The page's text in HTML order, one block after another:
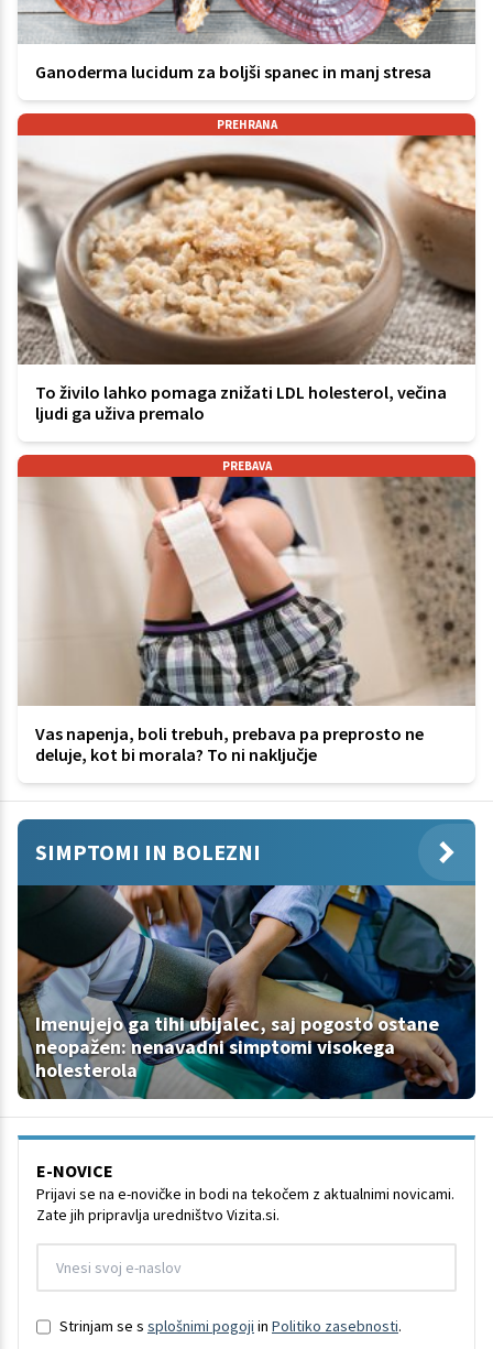
Ganoderma lucidum za boljši spanec in manj stresa
PREHRANA
To živilo lahko pomaga znižati LDL holesterol, večina
ljudi ga uživa premalo
PREBAVA
Vas napenja, boli trebuh, prebava pa preprosto ne
deluje, kot bi morala? To ni naključje
SIMPTOMI IN BOLEZNI
Imenujejo ga tihi ubijalec, saj pogosto ostane
neopažen: nenavadni simptomi visokega
holesterola
E-NOVICE
Prijavi se na e-novičke in bodi na tekočem z aktualnimi novicami.
Zate jih pripravlja uredništvo Vizita.si.
Strinjam se s splošnimi pogoji in Politiko zasebnosti.